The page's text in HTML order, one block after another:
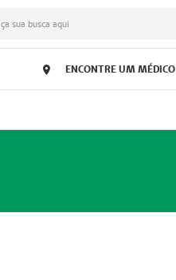
sua busca aqui
ENCONTRE UM MÉDICO